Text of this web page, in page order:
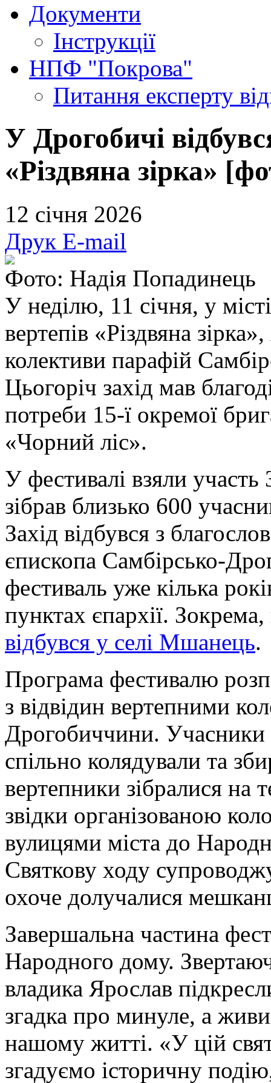
Документи
Інструкції
НПФ "Покрова"
Питання експерту
У Дрогобичі
«Різдвяна зірка»
12 січня 2026
Друк E-mail
Фото: Надія Попадинець
У неділю, 11 січня, у
вертепів «Різдвяна
колективи парафій
Цьогоріч захід мав
потреби 15-ї окремої
«Чорний ліс».
У фестивалі взяли
зібрав близько 600
Захід відбувся з
єпископа Самбірсько-
фестиваль уже кілька
пунктах єпархії.
відбувся у селі Мшанець.
Програма фестивалю
з відвідин вертепними
Дрогобиччини. Учасники
спільно колядували та
вертепники зібралися на
звідки організованою
вулицями міста до
Святкову ходу
охоче долучалися
Завершальна частина
Народного дому.
владика Ярослав
згадка про минуле, а
нашому житті. «У цій
згадуємо історичну